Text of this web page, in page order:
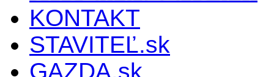
KONTAKT
STAVITEĽ.sk
GAZDA.sk